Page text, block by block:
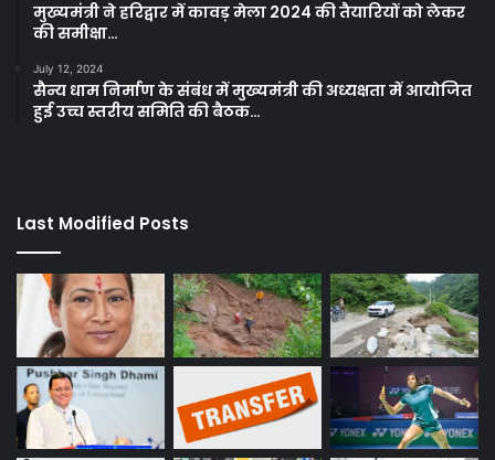
मुख्यमंत्री ने हरिद्वार में कावड़ मेला 2024 की तैयारियों को लेकर
की समीक्षा…
July 12, 2024
सैन्य धाम निर्माण के संबंध में मुख्यमंत्री की अध्यक्षता में आयोजित
हुई उच्च स्तरीय समिति की बैठक…
Last Modified Posts